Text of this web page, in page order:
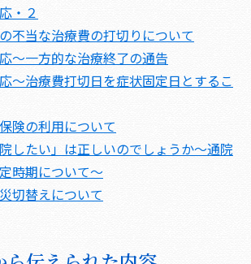
・２
不当な治療費の打切りについて
～一方的な治療終了の通告
～治療費打切日を症状固定日とするこ
険の利用について
したい」は正しいのでしょうか～通院
時期について～
切替えについて